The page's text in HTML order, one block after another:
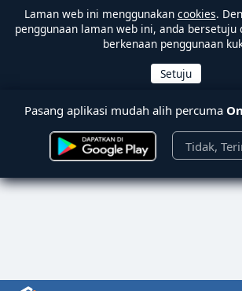
Laman web ini menggunakan cookies.
penggunaan laman web ini, anda bersetuju
berkenaan penggunaan
Pasang aplikasi mudah alih percuma
Tidak,